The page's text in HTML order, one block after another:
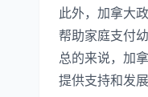
此外，加拿大
帮助家庭支付
总的来说，加
提供支持和发